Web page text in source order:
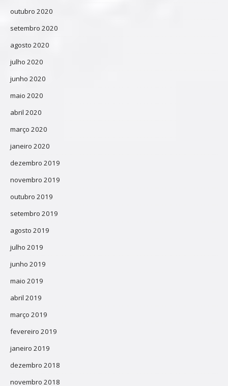
outubro 2020
setembro 2020
agosto 2020
julho 2020
junho 2020
maio 2020
abril 2020
março 2020
janeiro 2020
dezembro 2019
novembro 2019
outubro 2019
setembro 2019
agosto 2019
julho 2019
junho 2019
maio 2019
abril 2019
março 2019
fevereiro 2019
janeiro 2019
dezembro 2018
novembro 2018